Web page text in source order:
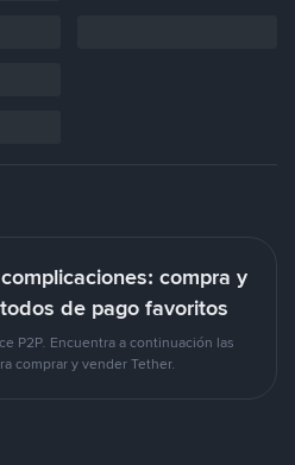
compra y
de pago favoritos
P2P. Encuentra a continuación las
comprar y vender Tether.